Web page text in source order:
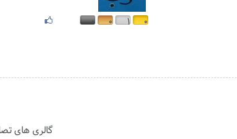
۰ ۱ ۰ ۰
گالری های